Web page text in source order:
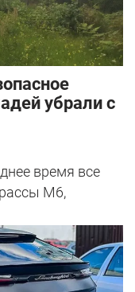
убрали с
время все
М6,